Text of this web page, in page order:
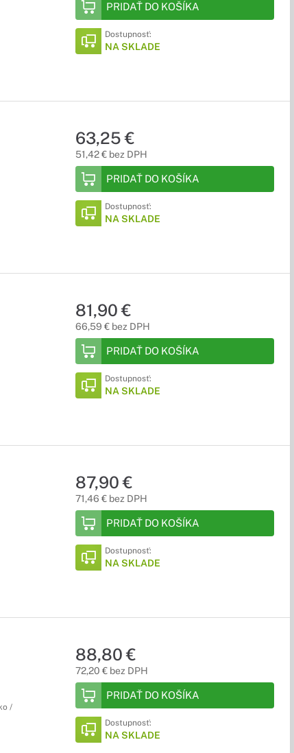
PRIDAŤ DO KOŠÍKA
Dostupnosť:
NA SKLADE
63,25 €
51,42 € bez DPH
PRIDAŤ DO KOŠÍKA
Dostupnosť:
NA SKLADE
81,90 €
66,59 € bez DPH
PRIDAŤ DO KOŠÍKA
Dostupnosť:
NA SKLADE
87,90 €
71,46 € bez DPH
PRIDAŤ DO KOŠÍKA
Dostupnosť:
NA SKLADE
/
88,80 €
72,20 € bez DPH
PRIDAŤ DO KOŠÍKA
Dostupnosť:
NA SKLADE